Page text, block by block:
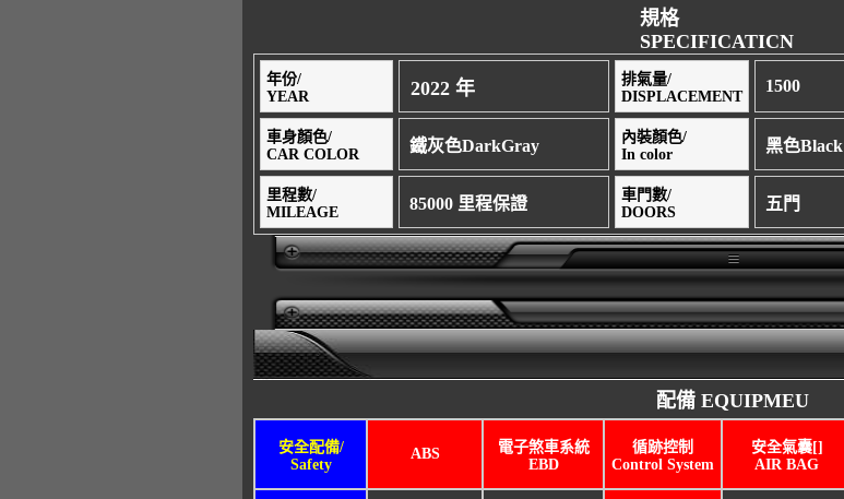
規格
SPECIFICATICN
年份/
YEAR
2022 年
排氣量/
DISPLACEMENT
1500
車身顏色/
CAR COLOR
鐵灰色DarkGray
內裝顏色/
In color
黑色Black
里程數/
MILEAGE
85000 里程保證
車門數/
DOORS
五門
配備 EQUIPMEU
安全配備/
Safety
ABS
電子煞車系統
EBD
循跡控制
Control System
安全氣囊[]
AIR BAG